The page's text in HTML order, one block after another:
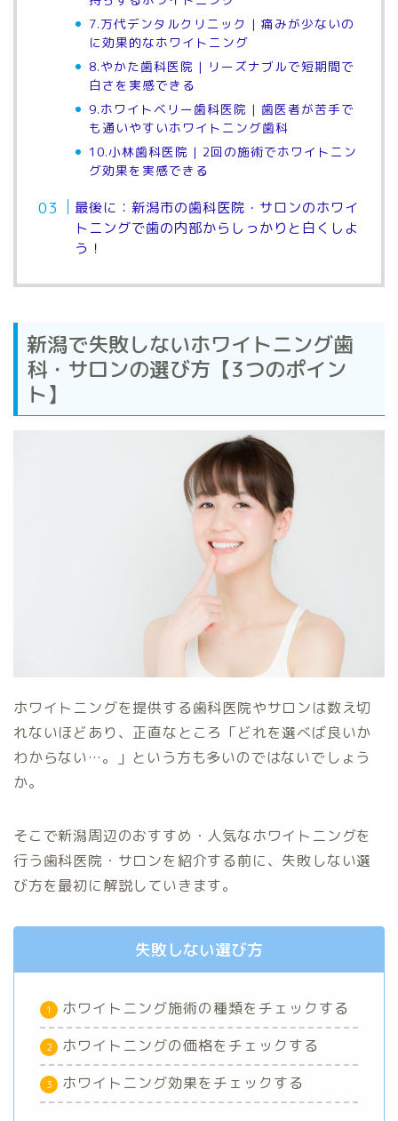
7.万代デンタルクリニック | 痛みが少ないの
に効果的なホワイトニング
8.やかた歯科医院 | リーズナブルで短期間で
白さを実感できる
9.ホワイトベリー歯科医院 | 歯医者が苦手で
も通いやすいホワイトニング歯科
10.小林歯科医院 | 2回の施術でホワイトニン
グ効果を実感できる
最後に：新潟市の歯科医院・サロンのホワイ
トニングで歯の内部からしっかりと白くしよ
う！
新潟で失敗しないホワイトニング歯
科・サロンの選び方【3つのポイン
ト】
ホワイトニングを提供する歯科医院やサロンは数え切
れないほどあり、正直なところ「どれを選べば良いか
わからない…。」という方も多いのではないでしょう
か。
そこで新潟周辺のおすすめ・人気なホワイトニングを
行う歯科医院・サロンを紹介する前に、失敗しない選
び方を最初に解説していきます。
失敗しない選び方
ホワイトニング施術の種類をチェックする
ホワイトニングの価格をチェックする
ホワイトニング効果をチェックする